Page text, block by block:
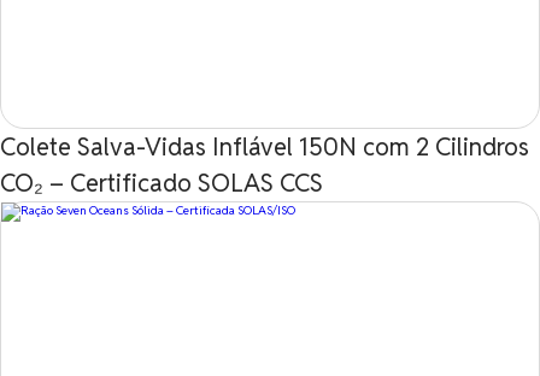
Colete Salva-Vidas Inflável 150N com 2 Cilindros
CO₂ – Certificado SOLAS CCS